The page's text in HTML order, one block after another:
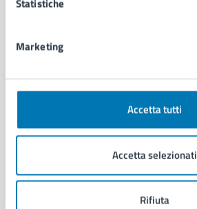
Statistiche
Marketing
Accetta tutti
Accetta selezionati
Rifiuta
Documenti e dati
Ambiente
Autorizzazioni
Documenti e certificati
Educazione e formazione
Giustizia e sicurezza pubblica